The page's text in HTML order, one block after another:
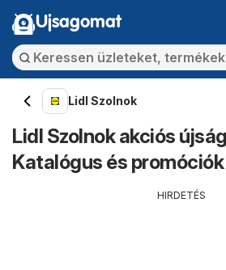
Ujsagomat
Lidl Szolnok
Lidl Szolnok akciós
Katalógus és promóciók
HIRDETÉS